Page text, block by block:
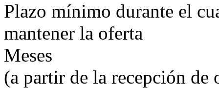
Plazo mínimo durante el
mantener la oferta
Meses
(a partir de la recepción de